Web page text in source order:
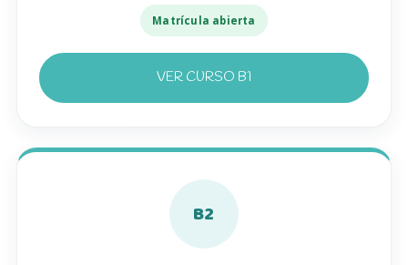
Matrícula abierta
VER CURSO B1
B2